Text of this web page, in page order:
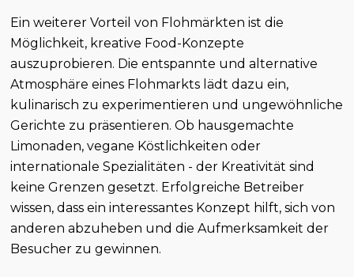
Ein weiterer Vorteil von Flohmärkten ist die
Möglichkeit, kreative Food-Konzepte
auszuprobieren. Die entspannte und alternative
Atmosphäre eines Flohmarkts lädt dazu ein,
kulinarisch zu experimentieren und ungewöhnliche
Gerichte zu präsentieren. Ob hausgemachte
Limonaden, vegane Köstlichkeiten oder
internationale Spezialitäten - der Kreativität sind
keine Grenzen gesetzt. Erfolgreiche Betreiber
wissen, dass ein interessantes Konzept hilft, sich von
anderen abzuheben und die Aufmerksamkeit der
Besucher zu gewinnen.